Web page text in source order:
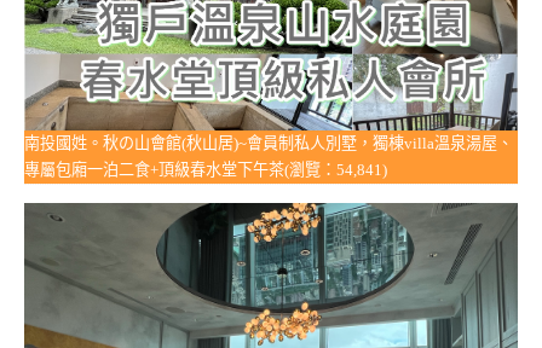
南投國姓。秋の山會館(秋山居)~會員制私人別墅，獨棟villa溫泉湯屋、
專屬包廂一泊二食+頂級春水堂下午茶(瀏覽：54,841)